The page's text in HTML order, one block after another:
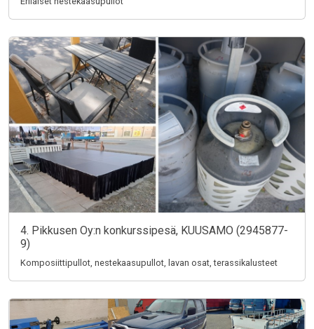
4. Pikkusen Oy:n konkurssipesä, KUUSAMO (2945877-
9)
Komposiittipullot, nestekaasupullot, lavan osat, terassikalusteet